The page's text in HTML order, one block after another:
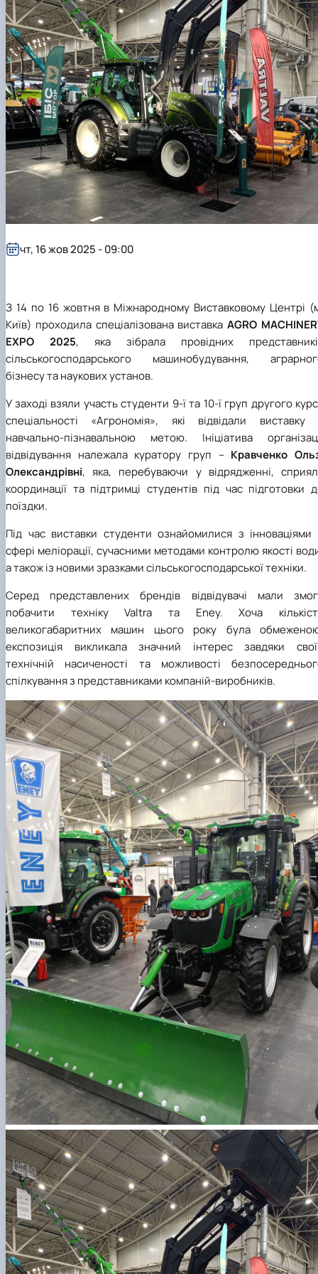
З 14 по 16 жовтня в Міжнародному Виставковому Центрі
Київ) проходила спеціалізована виставкаAGRO
EXPO 2025, яка зібрала провідних
сільськогосподарського машинобудування,
бізнесу та наукових установ.
У заході взяли участь студенти 9-ї та 10-ї груп другого
спеціальності «Агрономія», які відвідали виставку
навчально-пізнавальною метою. Ініціатива
відвідування належала куратору груп – Кравченко
Олександрівні, яка, перебуваючи у відрядженні,
координації та підтримці студентів під час підготовки
поїздки.
Під час виставки студенти ознайомилися з інноваціями
сфері меліорації, сучасними методами контролю якості
а також із новими зразками сільськогосподарської техніки.
Серед представлених брендів відвідувачі мали
побачити техніку Valtra та Eney. Хоча
великогабаритних машин цього року була
експозиція викликала значний інтерес завдяки
технічній насиченості та можливості
спілкування з представниками компаній-виробників.
чт, 16 жов 2025 - 09:00